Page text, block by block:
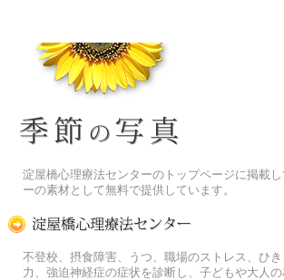
淀屋橋心理療法センターのトップページに掲載
ーの素材として無料で提供しています。
不登校、摂食障害、うつ、職場のストレス、ひ
力、強迫神経症の症状を診断し、子どもや大人